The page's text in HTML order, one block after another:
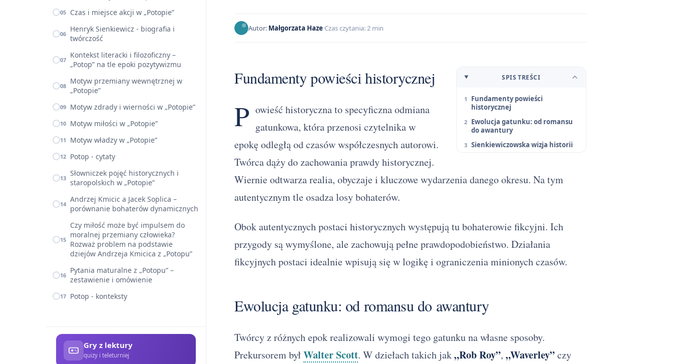
05 Czas i miejsce akcji w „Potopie”
06 Henryk Sienkiewicz - biografia i
twórczość
07 Kontekst literacki i filozoficzny –
„Potop” na tle epoki pozytywizmu
08 Motyw przemiany wewnętrznej w
„Potopie”
09 Motyw zdrady i wierności w „Potopie”
10 Motyw miłości w „Potopie”
11 Motyw władzy w „Potopie”
12 Potop - cytaty
13 Słowniczek pojęć historycznych i
staropolskich w „Potopie”
14 Andrzej Kmicic a Jacek Soplica –
porównanie bohaterów dynamicznych
15
Czy miłość może być impulsem do
moralnej przemiany człowieka?
Rozważ problem na podstawie
dziejów Andrzeja Kmicica z „Potopu”
16 Pytania maturalne z „Potopu” –
zestawienie i omówienie
17 Potop - konteksty
Gry z lektury
quizy i teleturniej
Autor: Małgorzata Haze Czas czytania: 2 min
SPIS TREŚCI
Fundamenty powieści
historycznej
Ewolucja gatunku: od romansu
do awantury
Sienkiewiczowska wizja historii
Fundamenty powieści historycznej
P owieść historyczna to specyficzna odmiana
gatunkowa, która przenosi czytelnika w
epokę odległą od czasów współczesnych autorowi.
Twórca dąży do zachowania prawdy historycznej.
Wiernie odtwarza realia, obyczaje i kluczowe wydarzenia danego okresu. Na tym
autentycznym tle osadza losy bohaterów.
Obok autentycznych postaci historycznych występują tu bohaterowie fikcyjni. Ich
przygody są wymyślone, ale zachowują pełne prawdopodobieństwo. Działania
fikcyjnych postaci idealnie wpisują się w logikę i ograniczenia minionych czasów.
Ewolucja gatunku: od romansu do awantury
Twórcy z różnych epok realizowali wymogi tego gatunku na własne sposoby.
Prekursorem byłWalter Scott. W dziełach takich jak„Rob Roy”, „Waverley”czy